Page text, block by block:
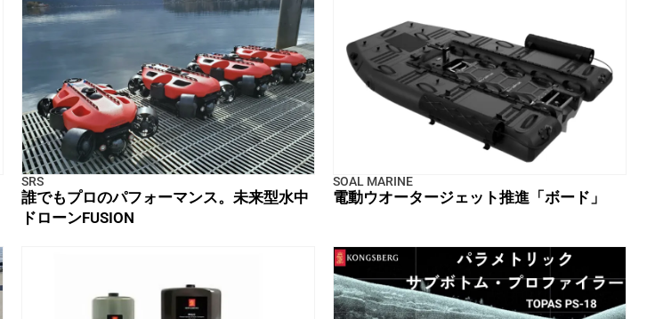
SRS
誰でもプロのパフォーマンス。未来型水中
ドローンFUSION
SOAL MARINE
電動ウオータージェット推進「ボード」